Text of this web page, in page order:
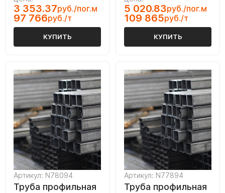
3 353.37руб./пог.м
97 766руб./т
КУПИТЬ
5 020.83руб./пог.м
109 865руб./т
КУПИТЬ
Артикул: N78094
Труба профильная
Артикул: N77894
Труба профильная